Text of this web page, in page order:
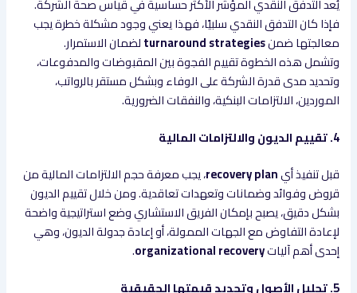
فإذا كان التدفق النقدي سلبيًا، فهذا يعني وجود مشكلة خطرة يجب
معالجتها ضمنturnaround strategiesلضمان الاستمرار.
وتشمل هذه الخطوة تقييم الفجوة بين المقبوضات والمدفوعات،
وتحديد مدى قدرة الشركة على الوفاء وبشكل مستقر بالرواتب،
الموردين، الالتزامات البنكية، والنفقات الضرورية.
4. تقييم الديون والالتزامات المالية
قبل تنفيذ أيrecovery plan، يجب معرفة حجم الالتزامات المالية من
قروض وفوائد وضمانات وتعهدات تعاقدية. ومن خلال تقييم الديون
بشكل دقيق، يصبح بإمكان الفريق الاستشاري وضع استراتيجية واضحة
لإعادة التفاوض مع الجهات الممولة، أو إعادة جدولة الديون، وهي
إحدى أهم آلياتorganizational recovery
.
5. تحليل الأصول وتحديد قيمتها الحقيقية